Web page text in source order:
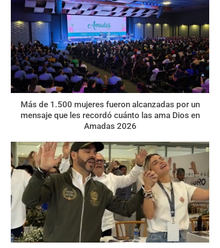
Más de 1.500 mujeres fueron alcanzadas por un
mensaje que les recordó cuánto las ama Dios en
Amadas 2026